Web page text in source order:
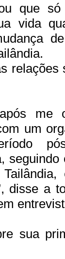
que
vida
relações
me
um
disse a
sua